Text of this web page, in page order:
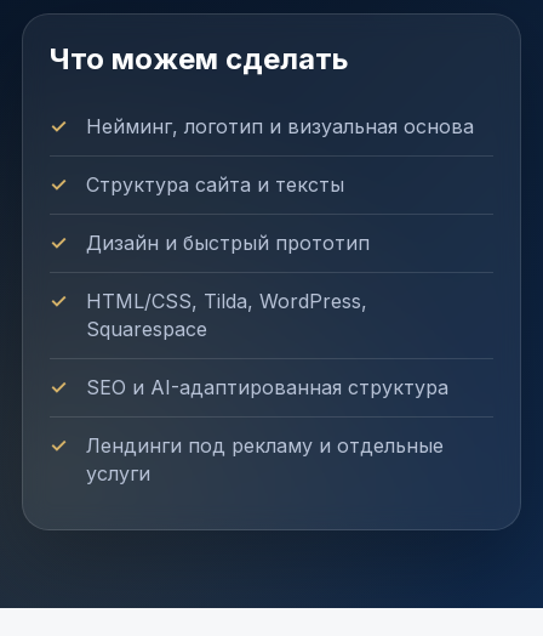
Что можем сделать
Нейминг, логотип и визуальная основа
Структура сайта и тексты
Дизайн и быстрый прототип
HTML/CSS, Tilda, WordPress,
Squarespace
SEO и AI-адаптированная структура
Лендинги под рекламу и отдельные
услуги